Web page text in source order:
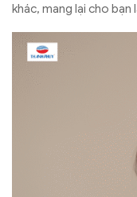
khác, mang lại cho bạn